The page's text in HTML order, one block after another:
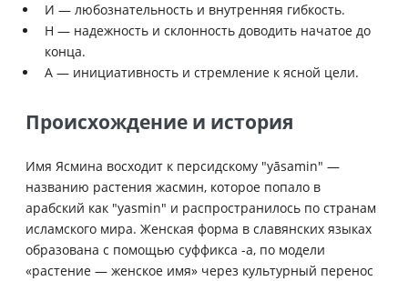
И — любознательность и внутренняя гибкость.
Н — надежность и склонность доводить начатое до
конца.
А — инициативность и стремление к ясной цели.
Происхождение и история
Имя Ясмина восходит к персидскому "yāsamin" —
названию растения жасмин, которое попало в
арабский как "yasmin" и распространилось по странам
исламского мира. Женская форма в славянских языках
образована с помощью суффикса -а, по модели
«растение — женское имя» через культурный перенос